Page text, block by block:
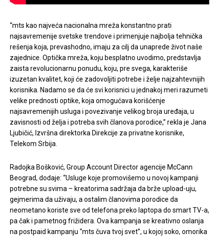
“mts kao najveća nacionalna mreža konstantno prati
najsavremenije svetske trendove i primenjuje najbolja tehnička
rešenja koja, prevashodno, imaju za cilj da unaprede život naše
zajednice. Optička mreža, koju besplatno uvodimo, predstavlja
zaista revolucionarnu ponudu, koju, pre svega, karakteriše
izuzetan kvalitet, koji će zadovoljiti potrebe i želje najzahtevnijih
korisnika. Nadamo se da će svi korisnici u jednakoj meri razumeti
velike prednosti optike, koja omogućava korišćenje
najsavremenijih usluga i povezivanje velikog broja uređaja, u
zavisnosti od želja i potreba svih članova porodice,” rekla je Jana
Ljubičić, Izvršna direktorka Direkcije za privatne korisnike,
Telekom Srbija.
Radojka Bošković, Group Account Director agencije McCann
Beograd, dodaje: “Usluge koje promovišemo u novoj kampanji
potrebne su svima – kreatorima sadržaja da brže upload-uju,
gejmerima da uživaju, a ostalim članovima porodice da
neometano koriste sve od telefona preko laptopa do smart TV-a,
pa čak i pametnog frižidera. Ova kampanja se kreativno oslanja
na postpaid kampanju “mts čuva tvoj svet”, u kojoj soko, omorika